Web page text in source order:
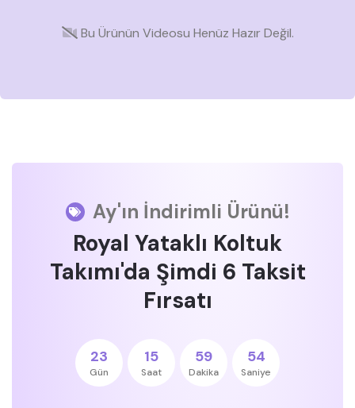
Bu Ürünün Videosu Henüz Hazır Değil.
Ay'ın İndirimli Ürünü!
Royal Yataklı Koltuk
Takımı'da Şimdi 6 Taksit
Fırsatı
23
Gün
15
Saat
59
Dakika
53
Saniye